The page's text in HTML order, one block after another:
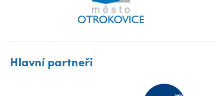
Hlavní partneři